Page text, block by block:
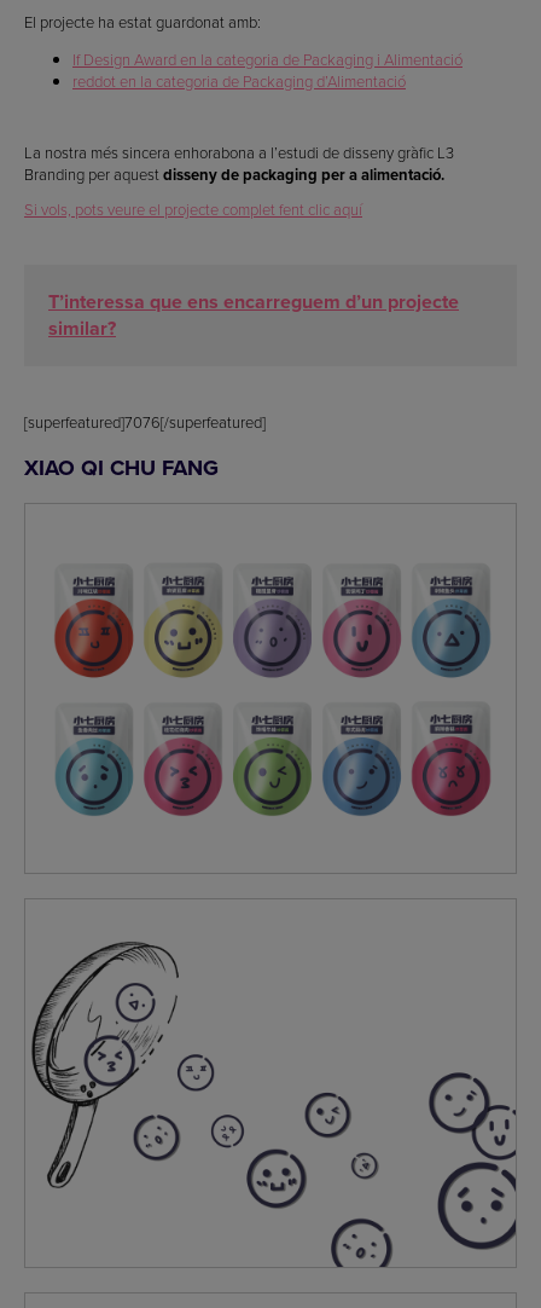
El projecte ha estat guardonat amb:
If Design Award en la categoria de Packaging i Alimentació
reddot en la categoria de Packaging d’Alimentació
La nostra més sincera enhorabona a l’estudi de disseny gràfic L3
Branding per aquestdisseny de packaging per a alimentació.
Si vols, pots veure el projecte complet fent clic aquí
T’interessa que ens encarreguem d’un projecte
similar?
[superfeatured]7076[/superfeatured]
XIAO QI CHU FANG